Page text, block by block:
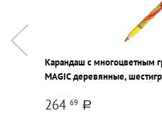
Карандаш с многоцветным грифелем
MAGIC деревянные,
264 69 a